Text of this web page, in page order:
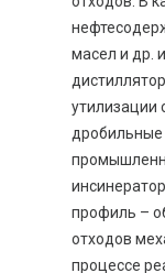
масел и др.
утилизации
профиль –
отходов
процессе